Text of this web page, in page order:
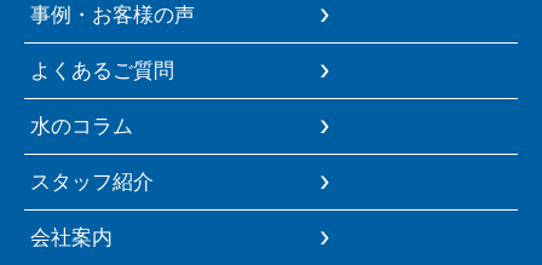
事例・お客様の声
よくあるご質問
水のコラム
スタッフ紹介
会社案内